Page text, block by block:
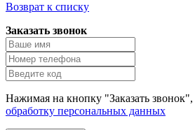
Возврат к списку
Заказать звонок
Нажимая на кнопку "Заказать звонок",
обработку персональных данных